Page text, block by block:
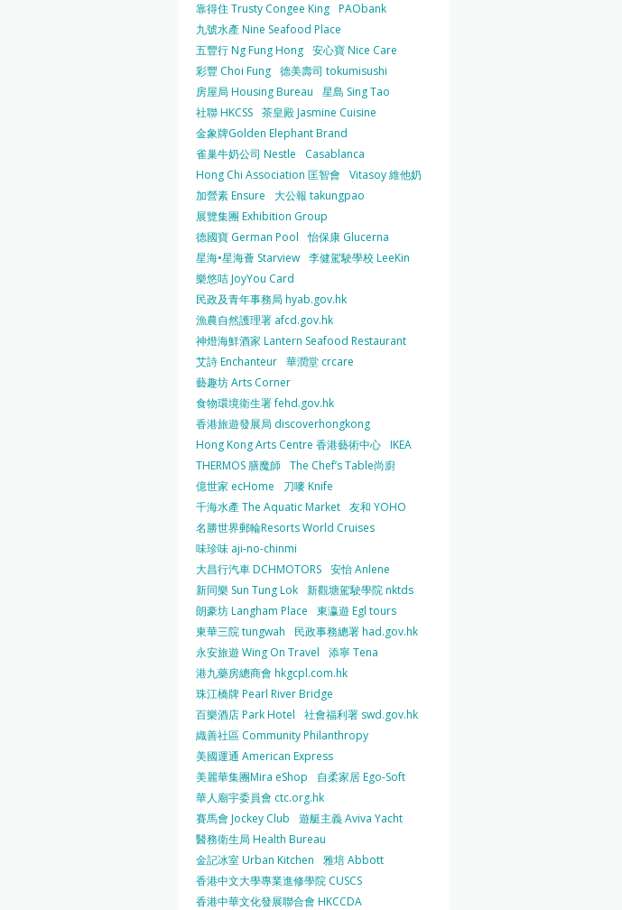
靠得住 Trusty Congee King PAObank
九號水產 Nine Seafood Place
五豐行 Ng Fung Hong 安心寶 Nice Care
彩豐 Choi Fung 德美壽司 tokumisushi
房屋局 Housing Bureau
星島 Sing Tao
社聯 HKCSS 茶皇殿 Jasmine Cuisine
金象牌Golden Elephant Brand
雀巢牛奶公司 Nestle
Casablanca
Hong Chi Association 匡智會
Vitasoy 維他奶
加營素 Ensure
大公報 takungpao
展覽集團 Exhibition Group
德國寶 German Pool
怡保康 Glucerna
星海•星海薈 Starview 李健駕駛學校 LeeKin
樂悠咭 JoyYou Card
民政及青年事務局 hyab.gov.hk
漁農自然護理署 afcd.gov.hk
神燈海鮮酒家 Lantern Seafood Restaurant
艾詩 Enchanteur 華潤堂 crcare
藝趣坊 Arts Corner
食物環境衛生署 fehd.gov.hk
香港旅遊發展局 discoverhongkong
Hong Kong Arts Centre 香港藝術中心 IKEA
THERMOS 膳魔師 The Chef’s Table尚廚
億世家 ecHome
刀嘜 Knife
千海水產 The Aquatic Market 友和 YOHO
名勝世界郵輪Resorts World Cruises
味珍味 aji-no-chinmi
大昌行汽車 DCHMOTORS 安怡 Anlene
新同樂 Sun Tung Lok 新觀塘駕駛學院 nktds
朗豪坊 Langham Place
東瀛遊 Egl tours
東華三院 tungwah
民政事務總署 had.gov.hk
永安旅遊 Wing On Travel
添寧 Tena
港九藥房總商會 hkgcpl.com.hk
珠江橋牌 Pearl River Bridge
百樂酒店 Park Hotel
社會福利署 swd.gov.hk
織善社區 Community Philanthropy
美國運通 American Express
美麗華集團Mira eShop
自柔家居 Ego-Soft
華人廟宇委員會 ctc.org.hk
賽馬會 Jockey Club
遊艇主義 Aviva Yacht
醫務衛生局 Health Bureau
金記冰室 Urban Kitchen
雅培 Abbott
香港中文大學專業進修學院 CUSCS
香港中華文化發展聯合會 HKCCDA